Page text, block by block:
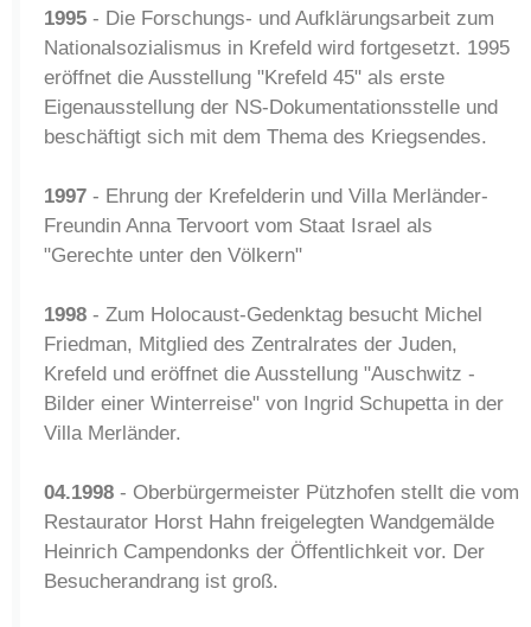
1995 - Die Forschungs- und Aufklärungsarbeit zum
Nationalsozialismus in Krefeld wird fortgesetzt. 1995
eröffnet die Ausstellung "Krefeld 45" als erste
Eigenausstellung der NS-Dokumentationsstelle und
beschäftigt sich mit dem Thema des Kriegsendes.
1997 - Ehrung der Krefelderin und Villa Merländer-
Freundin Anna Tervoort vom Staat Israel als
"Gerechte unter den Völkern"
1998 - Zum Holocaust-Gedenktag besucht Michel
Friedman, Mitglied des Zentralrates der Juden,
Krefeld und eröffnet die Ausstellung "Auschwitz -
Bilder einer Winterreise" von Ingrid Schupetta in der
Villa Merländer.
04.1998 - Oberbürgermeister Pützhofen stellt die vom
Restaurator Horst Hahn freigelegten Wandgemälde
Heinrich Campendonks der Öffentlichkeit vor. Der
Besucherandrang ist groß.